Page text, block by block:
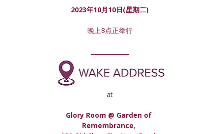
2023年10月10日(星期二)
晚上8点正举行
at
Glory Room @ Garden of
Remembrance,